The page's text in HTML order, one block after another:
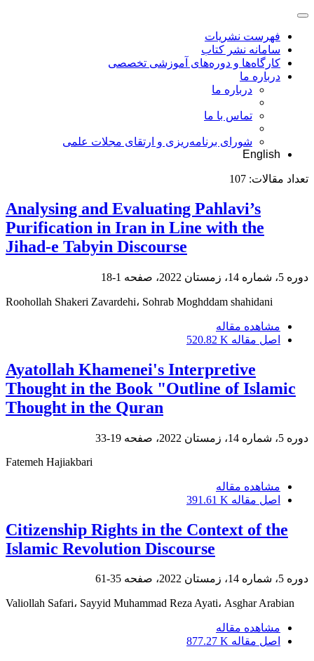
فهرست نشریات
سامانه نشر کتاب
کارگاه‌ها و دوره‌های آموزشی تخصصی
درباره ما
درباره ما
تماس با ما
شورای برنامه‌ریزی و ارتقای مجلات علمی
English
تعداد مقالات: 107
Analysing and Evaluating Pahlavi’s
Purification in Iran in Line with the
Jihad-e Tabyin Discourse
دوره 5، شماره 14، زمستان 2022، صفحه 1-18
Roohollah Shakeri Zavardehi، Sohrab Moghddam shahidani
مشاهده مقاله
اصل مقاله 520.82 K
Ayatollah Khamenei's Interpretive
Thought in the Book "Outline of Islamic
Thought in the Quran
دوره 5، شماره 14، زمستان 2022، صفحه
19-33
Fatemeh Hajiakbari
مشاهده مقاله
اصل مقاله 391.61 K
Citizenship Rights in the Context of the
Islamic Revolution Discourse
دوره 5، شماره 14، زمستان 2022، صفحه 35-61
Valiollah Safari، Sayyid Muhammad Reza Ayati، Asghar Arabian
مشاهده مقاله
اصل مقاله 877.27 K